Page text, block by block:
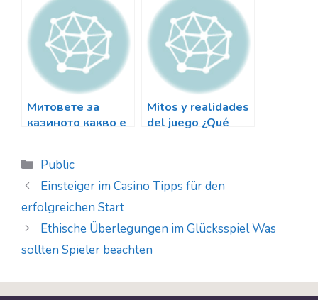
e
gioco d'azzardo
con Tower Rush
Casino
Митовете за
казиното какво е
Mitos y realidades
del juego ¿Qué
Categorias
Public
Einsteiger im Casino Tipps für den
erfolgreichen Start
Ethische Überlegungen im Glücksspiel Was
sollten Spieler beachten